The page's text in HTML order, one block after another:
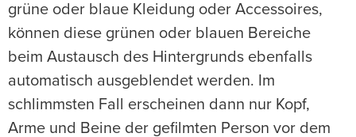
grüne oder blaue Kleidung oder Accessoires,
können diese grünen oder blauen Bereiche
beim Austausch des Hintergrunds ebenfalls
automatisch ausgeblendet werden. Im
schlimmsten Fall erscheinen dann nur Kopf,
Arme und Beine der gefilmten Person vor dem